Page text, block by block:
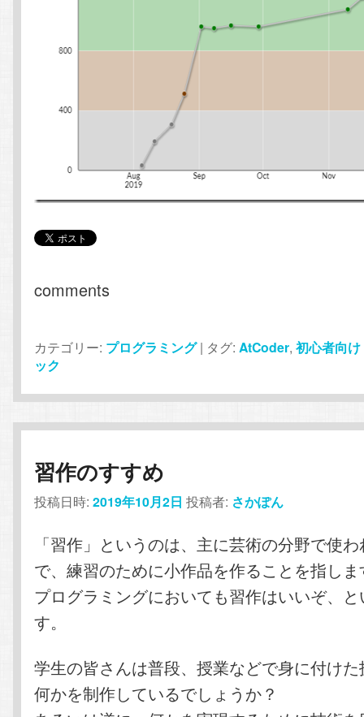
comments
カテゴリー: プログラミング | タグ: AtCoder,初心者向け
ック
習作のすすめ
投稿日時:2019年10月2日 投稿者: さかぽん
「習作」というのは、主に芸術の分野で使
で、練習のために小作品を作ることを指し
プログラミングにおいても習作はいいぞ、
す。
学生の皆さんは普段、授業などで身に付け
何かを制作しているでしょうか？